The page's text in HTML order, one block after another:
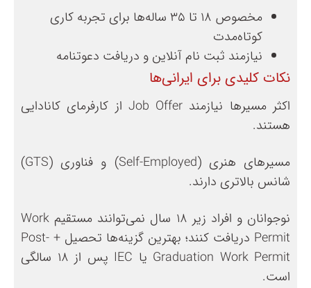
مخصوص ۱۸ تا ۳۵ ساله‌ها برای تجربه کاری
کوتاه‌مدت
نیازمند ثبت نام آنلاین و دریافت دعوتنامه
نکات کلیدی برای ایرانی‌ها
اکثر مسیرها نیازمند Job Offer از کارفرمای کانادایی
هستند.
مسیرهای هنری (Self-Employed) و فناوری (GTS)
شانس بالاتری دارند.
نوجوانان و افراد زیر ۱۸ سال نمی‌توانند مستقیم Work
Permit دریافت کنند؛ بهترین گزینه‌ها تحصیل + Post-
Graduation Work Permit یا IEC پس از ۱۸ سالگی
است.